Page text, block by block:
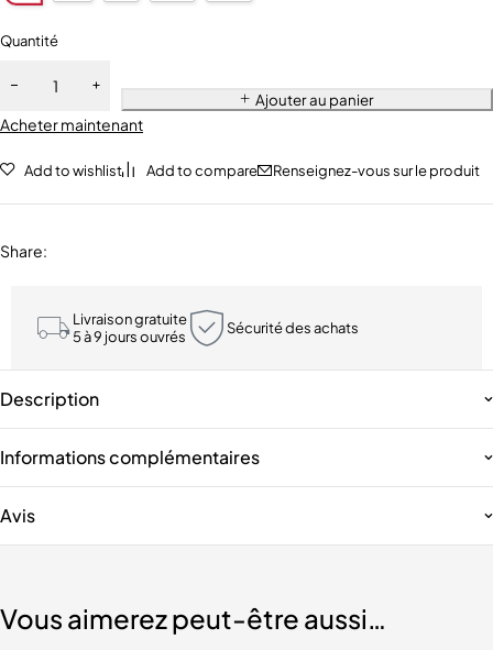
Quantité
Ajouter au panier
Acheter maintenant
Add to wishlist Add to compare Renseignez-vous sur le produit
Share:
Livraison gratuite
5 à 9 jours ouvrés
Sécurité des achats
Description
Informations complémentaires
Avis
Vous aimerez peut-être aussi…